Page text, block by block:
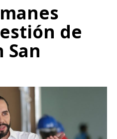
de
San